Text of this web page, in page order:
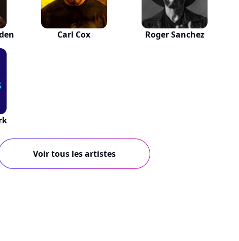
Carl Cox Roger Sanchez
Voir tous les artistes